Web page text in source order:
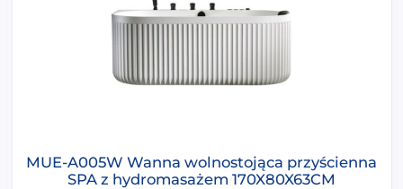
MUE-A005W Wanna wolnostojąca przyścienna
SPA z hydromasażem 170X80X63CM